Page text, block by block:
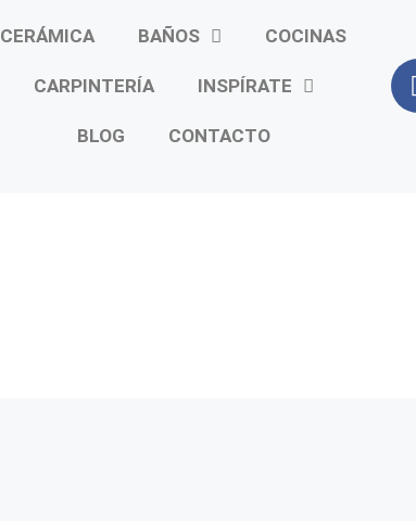
CERÁMICA BAÑOS COCINAS
CARPINTERÍA INSPÍRATE
BLOG CONTACTO